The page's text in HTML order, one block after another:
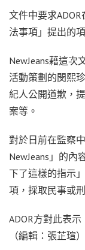
文件中要求
法事項」提出的
NewJeans藉這次
活動策劃的閔熙
紀人公開道歉，
案等。
對於日前在監察
NewJeans」的內
下了這樣的指示
項，採取民事或
ADOR方對此表示
（編輯：張芷瑄